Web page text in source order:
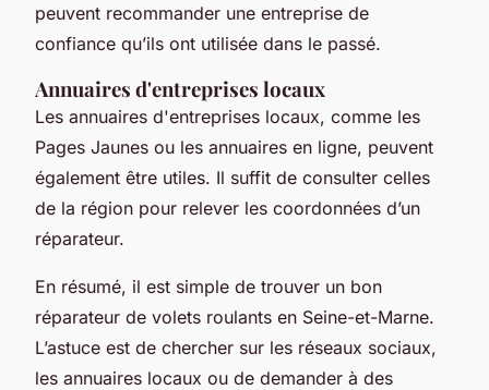
peuvent recommander une entreprise de
confiance qu’ils ont utilisée dans le passé.
Annuaires d'entreprises locaux
Les annuaires d'entreprises locaux, comme les
Pages Jaunes ou les annuaires en ligne, peuvent
également être utiles. Il suffit de consulter celles
de la région pour relever les coordonnées d’un
réparateur.
En résumé, il est simple de trouver un bon
réparateur de volets roulants en Seine-et-Marne.
L’astuce est de chercher sur les réseaux sociaux,
les annuaires locaux ou de demander à des